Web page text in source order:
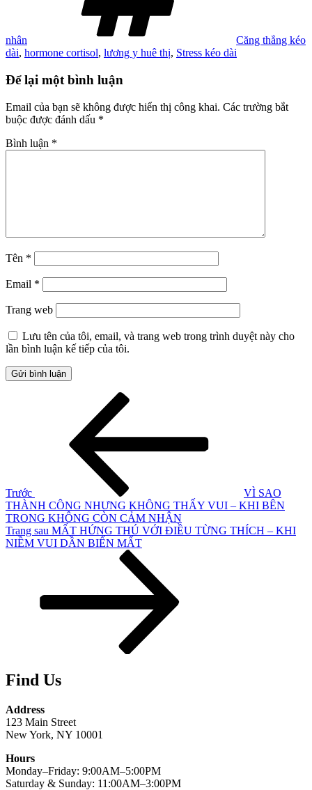
nhân
Căng thẳng kéo
dài, hormone cortisol, lương y huê thị, Stress kéo dài
Để lại một bình luận
Email của bạn sẽ không được hiển thị công khai. Các trường bắt
buộc được đánh dấu *
Bình luận *
Tên *
Email *
Trang web
Lưu tên của tôi, email, và trang web trong trình duyệt này cho
lần bình luận kế tiếp của tôi.
Trước
VÌ SAO
THÀNH CÔNG NHƯNG KHÔNG THẤY VUI – KHI BÊN
TRONG KHÔNG CÒN CẢM NHẬN
Bài
tiếp
Trang sau MẤT HỨNG THÚ VỚI ĐIỀU TỪNG THÍCH – KHI
NIỀM VUI DẦN BIẾN MẤT
Find Us
Address
123 Main Street
New York, NY 10001
Hours
Monday–Friday: 9:00AM–5:00PM
Saturday & Sunday: 11:00AM–3:00PM